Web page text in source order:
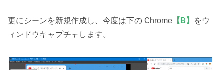
更にシーンを新規作成し、今度は下の Chrome 【B】
をウ
ィンドウキャプチャします。